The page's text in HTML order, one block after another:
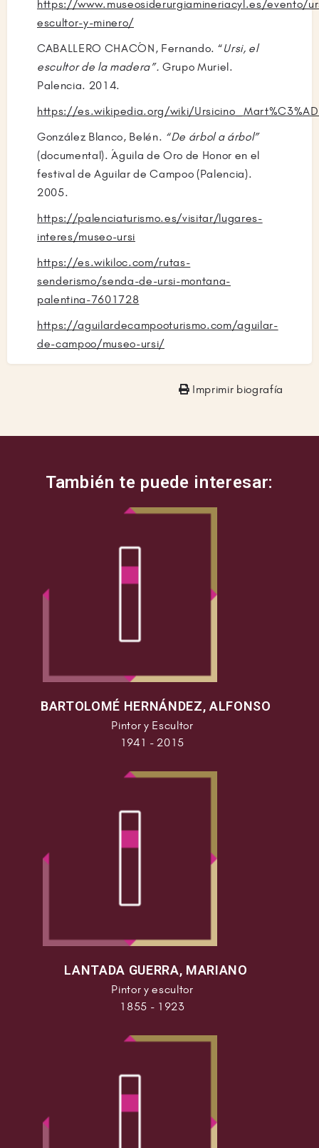
https://www.museosiderurgiamineriacyl.es/evento/
escultor-y-minero/
CABALLERO CHACÓN, Fernando. “Ursi, el
escultor de la madera”.Grupo Muriel.
Palencia. 2014.
https://es.wikipedia.org/wiki/
González Blanco, Belén. “De árbol a árbol”
(documental). Águila de Oro de Honor en el
festival de Aguilar de Campoo (Palencia).
2005.
https://palenciaturismo.es/visitar/lugares-
interes/museo-ursi
https://es.wikiloc.com/rutas-
senderismo/senda-de-ursi-montana-
palentina-7601728
https://aguilardecampooturismo.com/aguilar-
de-campoo/museo-ursi/
Imprimir biografía
BARTOLOMÉ HERNÁNDEZ, ALFONSO
Pintor y Escultor
1941 - 2015
LANTADA GUERRA, MARIANO
Pintor y escultor
1855 - 1923